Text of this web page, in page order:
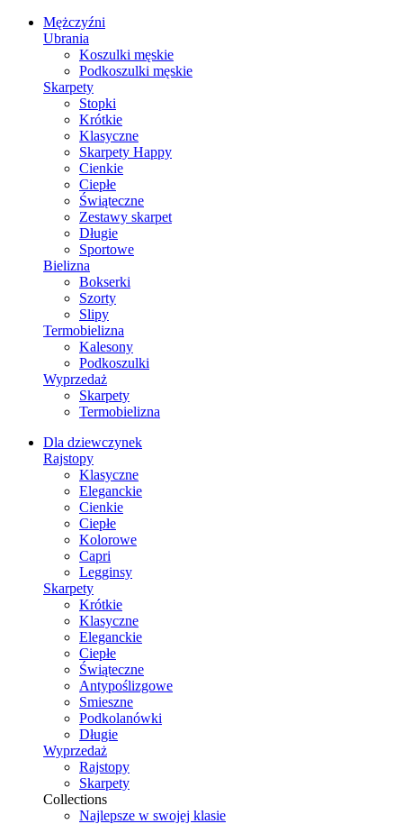
Mężczyźni
Ubrania
Koszulki męskie
Podkoszulki męskie
Skarpety
Stopki
Krótkie
Klasyczne
Skarpety Happy
Cienkie
Ciepłe
Świąteczne
Zestawy skarpet
Długie
Sportowe
Bielizna
Bokserki
Szorty
Slipy
Termobielizna
Kalesony
Podkoszulki
Wyprzedaż
Skarpety
Termobielizna
Dla dziewczynek
Rajstopy
Klasyczne
Eleganckie
Cienkie
Ciepłe
Kolorowe
Capri
Legginsy
Skarpety
Krótkie
Klasyczne
Eleganckie
Ciepłe
Świąteczne
Antypoślizgowe
Smieszne
Podkolanówki
Długie
Wyprzedaż
Rajstopy
Skarpety
Collections
Najlepsze w swojej klasie